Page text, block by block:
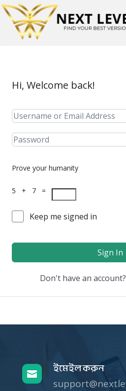
Hi, Welcome back!
Prove your humanity
5 + 7 =
Keep me signed in
Sign In
Don't have an account?
 ইমেইল করুন